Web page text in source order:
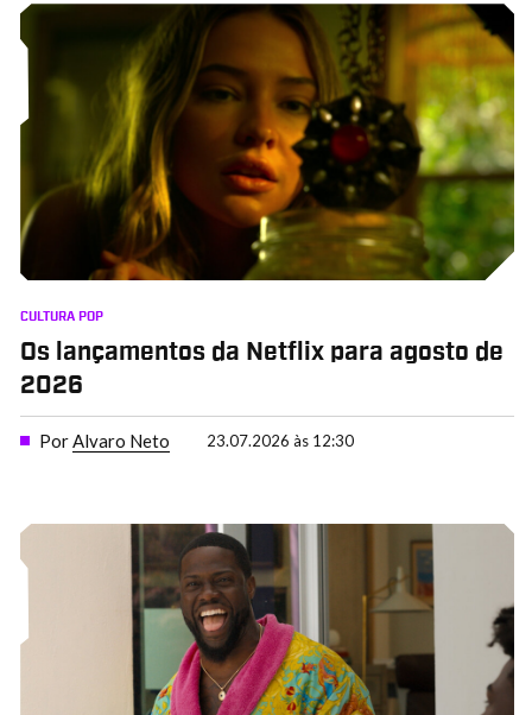
CULTURA POP
Os lançamentos da Netflix para agosto de
2026
PorAlvaro Neto 23.07.2026 às 12:30